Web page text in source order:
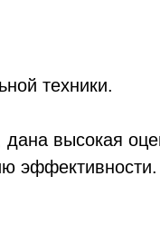
техники.
высокая
эффективности.